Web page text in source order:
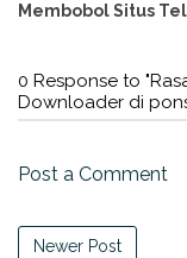
Membobol Situs
0 Response to
Downloader di
Post a Comment
Newer Post